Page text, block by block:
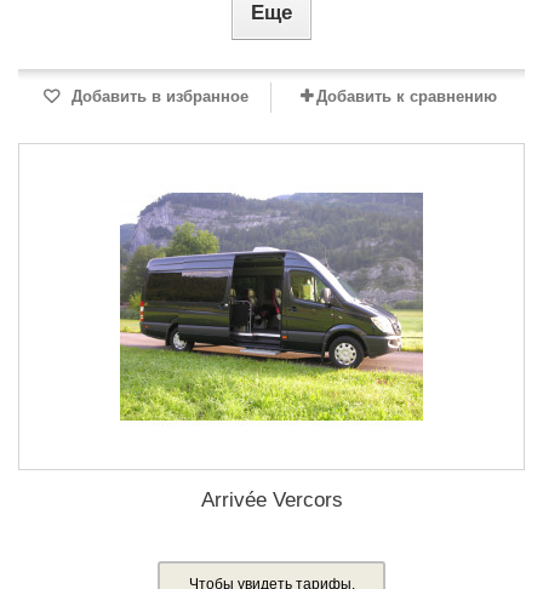
Еще
Добавить в избранное Добавить к сравнению
Arrivée Vercors
Чтобы увидеть тарифы,